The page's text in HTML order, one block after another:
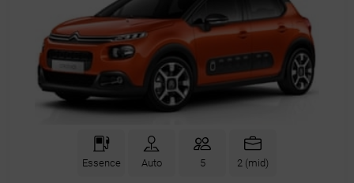
Essence Auto 5 2 (mid)